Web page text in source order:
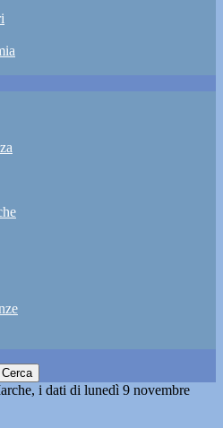
i dati di lunedì 9 novembre